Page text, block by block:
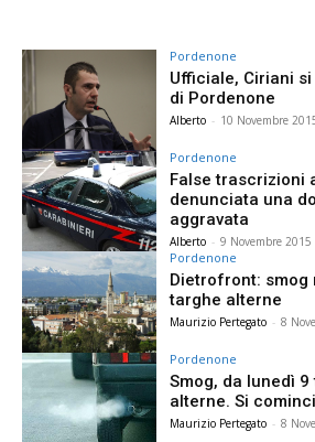
Pordenone
Ufficiale, Ciriani
di Pordenone
Alberto - 10 Novembre
Pordenone
False trascrizioni
denunciata una
aggravata
Alberto - 9 Novembre 2015
Pordenone
Dietrofront:
targhe alterne
Maurizio Pertegato - 8
Pordenone
Smog, da lunedì
alterne. Si
Maurizio Pertegato - 8